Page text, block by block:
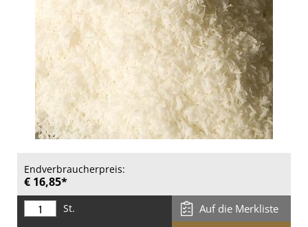
Endverbraucherpreis:
€ 16,85*
St. Auf die Merkliste